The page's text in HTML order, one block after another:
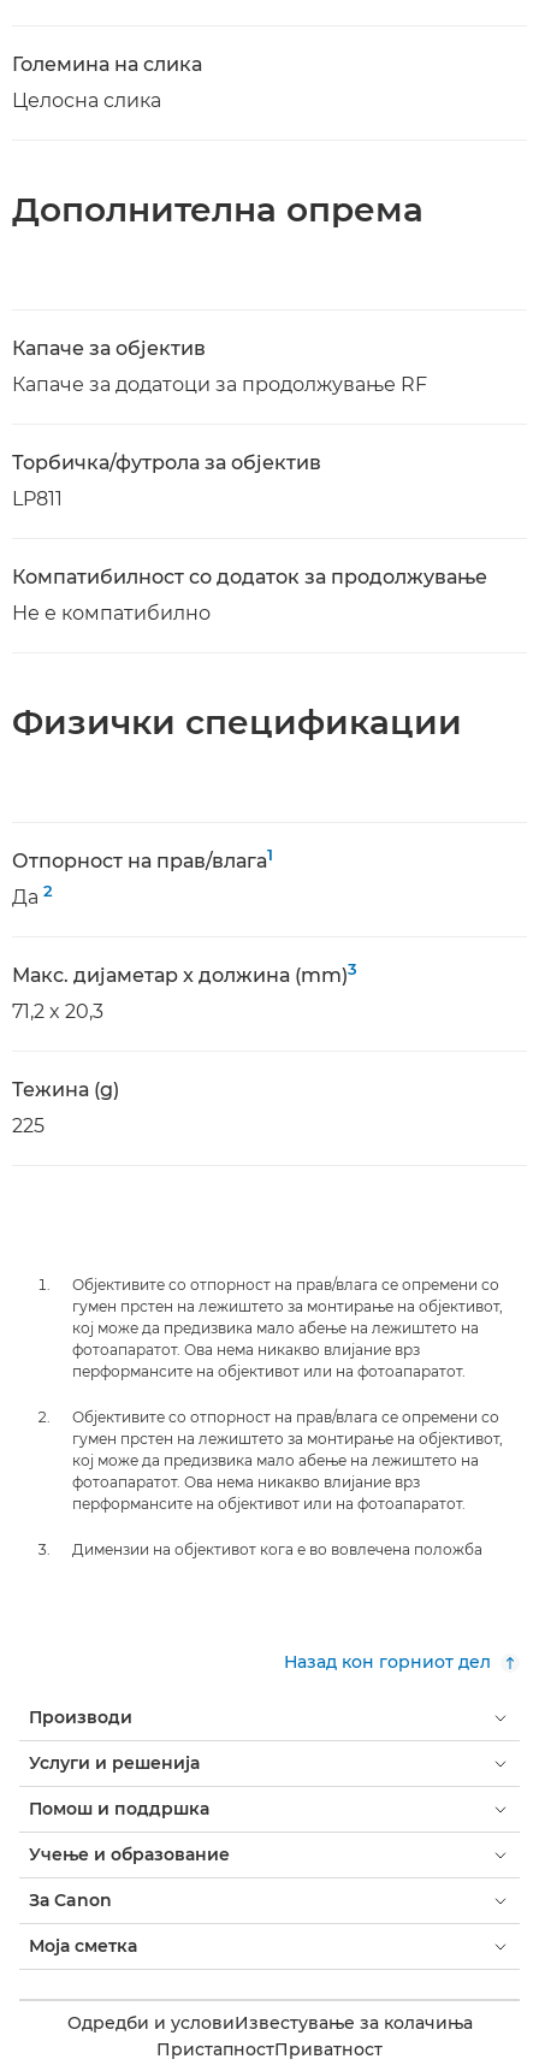
Големина на слика
Целосна слика
Дополнителна опрема
Капаче за објектив
Капаче за додатоци за продолжување RF
Торбичка/футрола за објектив
LP811
Компатибилност со додаток за продолжување
Не е компатибилно
Физички спецификации
Отпорност на прав/влага1
Да 2
Макс. дијаметар x должина (mm)3
71,2 x 20,3
Тежина (g)
225
Објективите со отпорност на прав/влага се опремени со
гумен прстен на лежиштето за монтирање на објективот,
кој може да предизвика мало абење на лежиштето на
фотоапаратот. Ова нема никакво влијание врз
перформансите на објективот или на фотоапаратот.
Објективите со отпорност на прав/влага се опремени со
гумен прстен на лежиштето за монтирање на објективот,
кој може да предизвика мало абење на лежиштето на
фотоапаратот. Ова нема никакво влијание врз
перформансите на објективот или на фотоапаратот.
Димензии на објективот кога е во вовлечена положба
Назад кон горниот дел
Производи
Услуги и решенија
Помош и поддршка
Учење и образование
За Canon
Моја сметка
Одредби и условиИзвестување за колачиња
ПристапностПриватност